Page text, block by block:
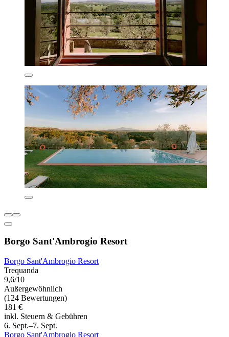
Borgo Sant'Ambrogio Resort
Borgo Sant'Ambrogio Resort
Trequanda
9,6/10
Außergewöhnlich
(124 Bewertungen)
181 €
inkl. Steuern & Gebühren
6. Sept.–7. Sept.
Borgo Sant'Ambrogio Resort